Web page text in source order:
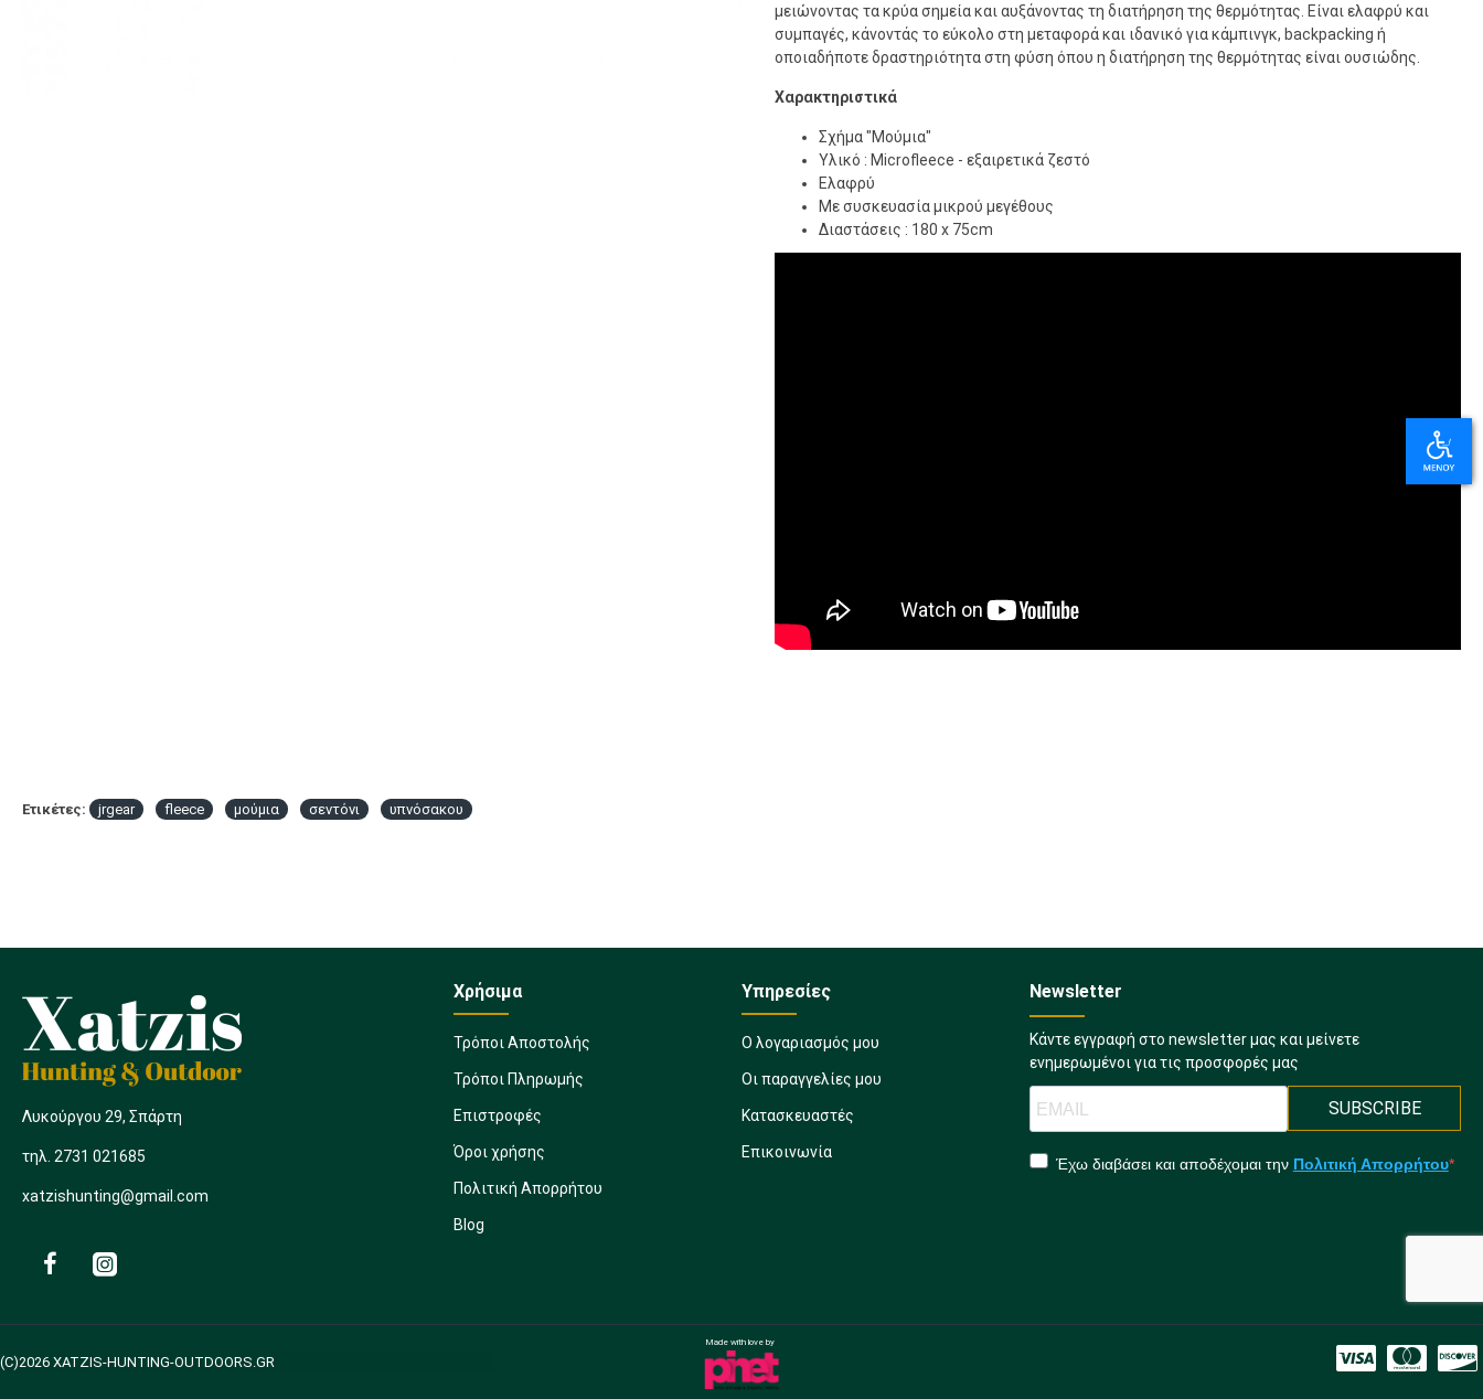
μειώνοντας τα κρύα σημεία και αυξάνοντας τη διατήρηση της θερμότητας. Είναι ελαφρύ και
συμπαγές, κάνοντάς το εύκολο στη μεταφορά και ιδανικό για κάμπινγκ, backpacking ή
οποιαδήποτε δραστηριότητα στη φύση όπου η διατήρηση της θερμότητας είναι ουσιώδης.
Χαρακτηριστικά
Σχήμα "Μούμια"
Υλικό : Microfleece - εξαιρετικά ζεστό
Ελαφρύ
Με συσκευασία μικρού μεγέθους
Διαστάσεις : 180 x 75cm
Ετικέτες: jrgear fleece μούμια σεντόνι υπνόσακου
Λυκούργου 29, Σπάρτη
τηλ. 2731 021685
xatzishunting@gmail.com
Χρήσιμα
Τρόποι Αποστολής
Τρόποι Πληρωμής
Επιστροφές
Όροι χρήσης
Πολιτική Απορρήτου
Blog
Υπηρεσίες
Ο λογαριασμός μου
Οι παραγγελίες μου
Κατασκευαστές
Επικοινωνία
Newsletter
Κάντε εγγραφή στο newsletter μας και μείνετε
ενημερωμένοι για τις προσφορές μας
SUBSCRIBE
Έχω διαβάσει και αποδέχομαι την Πολιτική Απορρήτου
(C)2026 XATZIS-HUNTING-OUTDOORS.GR
Made with love by